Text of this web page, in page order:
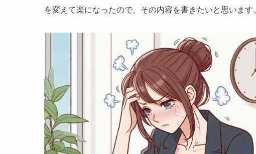
を変えて楽になったので、その内容を書きたいと思います。